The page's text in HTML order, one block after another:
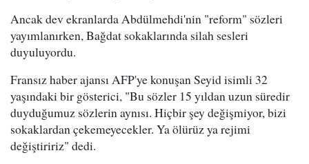
Ancak dev ekranlarda Abdülmehdi'nin "reform" sözleri
yayımlanırken, Bağdat sokaklarında silah sesleri
duyuluyordu.
Fransız haber ajansı AFP'ye konuşan Seyid isimli 32
yaşındaki bir gösterici, "Bu sözler 15 yıldan uzun süredir
duyduğumuz sözlerin aynısı. Hiçbir şey değişmiyor, bizi
sokaklardan çekemeyecekler. Ya ölürüz ya rejimi
değiştiririz" dedi.